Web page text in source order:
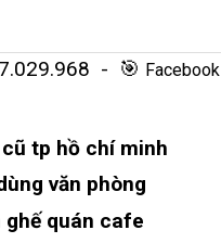
- 🎯 Facebook
tp hồ chí minh
văn phòng
quán cafe